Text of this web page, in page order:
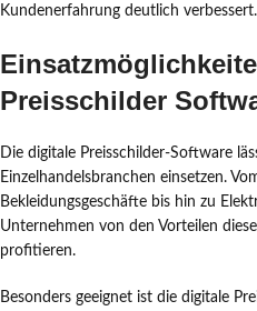
Kundenerfahrung deutlich verbessert.
Preisschilder
Die digitale Preisschilder-Software
Einzelhandelsbranchen einsetzen.
Bekleidungsgeschäfte bis hin zu
Unternehmen von den Vorteilen
profitieren.
Besonders geeignet ist die digitale